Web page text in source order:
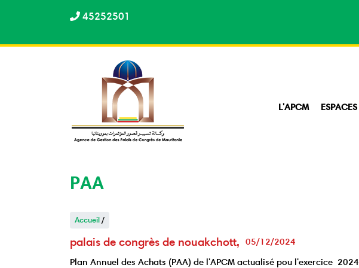
principal
45252501
L'APCM ESPACES
PAA
Accueil /
palais de congrès de nouakchott
05/12/2024
Plan Annuel des Achats (PAA) de l'APCM actualisé pou l'exercice 2024